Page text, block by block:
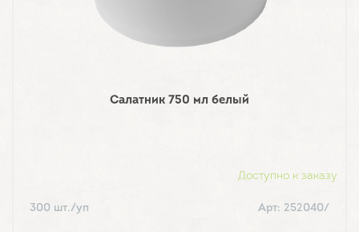
Салатник 750 мл белый
Доступно к заказу
300 шт./уп Арт: 252040/